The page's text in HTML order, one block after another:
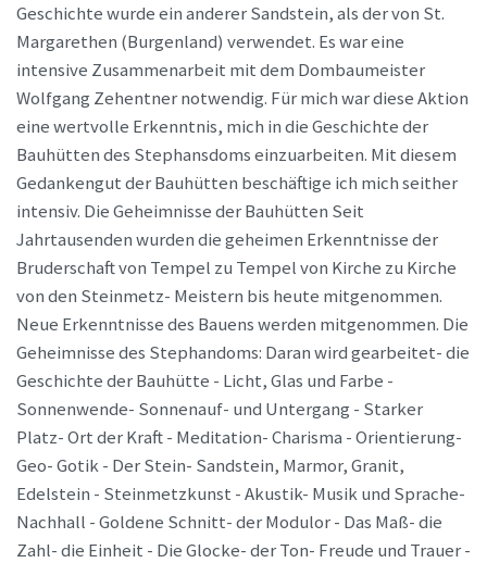
Geschichte wurde ein anderer Sandstein, als der von St.
Margarethen (Burgenland) verwendet. Es war eine
intensive Zusammenarbeit mit dem Dombaumeister
Wolfgang Zehentner notwendig. Für mich war diese Aktion
eine wertvolle Erkenntnis, mich in die Geschichte der
Bauhütten des Stephansdoms einzuarbeiten. Mit diesem
Gedankengut der Bauhütten beschäftige ich mich seither
intensiv. Die Geheimnisse der Bauhütten Seit
Jahrtausenden wurden die geheimen Erkenntnisse der
Bruderschaft von Tempel zu Tempel von Kirche zu Kirche
von den Steinmetz- Meistern bis heute mitgenommen.
Neue Erkenntnisse des Bauens werden mitgenommen. Die
Geheimnisse des Stephandoms: Daran wird gearbeitet- die
Geschichte der Bauhütte - Licht, Glas und Farbe -
Sonnenwende- Sonnenauf- und Untergang - Starker
Platz- Ort der Kraft - Meditation- Charisma - Orientierung-
Geo- Gotik - Der Stein- Sandstein, Marmor, Granit,
Edelstein - Steinmetzkunst - Akustik- Musik und Sprache-
Nachhall - Goldene Schnitt- der Modulor - Das Maß- die
Zahl- die Einheit - Die Glocke- der Ton- Freude und Trauer -